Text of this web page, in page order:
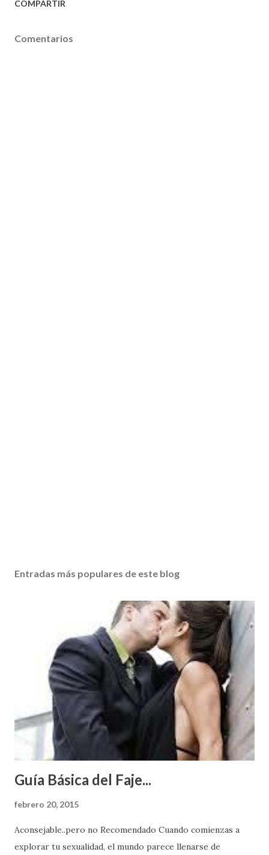
COMPARTIR
Comentarios
Entradas más populares de este blog
Guía Básica del Faje...
febrero 20, 2015
Aconsejable..pero no Recomendado Cuando comienzas a
explorar tu sexualidad, el mundo parece llenarse de